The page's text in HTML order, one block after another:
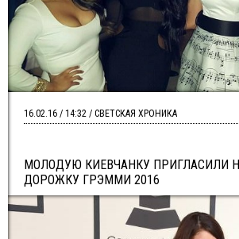
МОЛОДУЮ КИЕВЧАНКУ ПРИГЛАСИЛИ
ДОРОЖКУ ГРЭММИ 2016
16.02.16 / 14:32 / СВЕТСКАЯ ХРОНИКА